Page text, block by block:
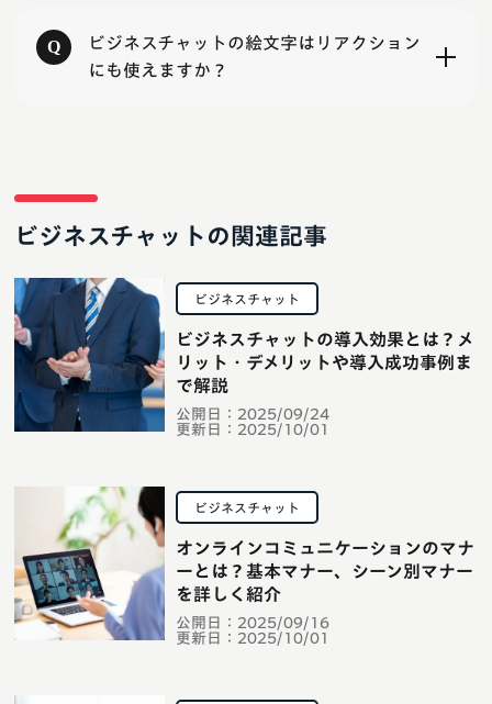
ビジネスチャットの絵文字はリアクション
にも使えますか？
ビジネスチャットの関連記事
ビジネスチャット
公開日： 2025/09/24
更新日： 2025/10/01
ビジネスチャットの導入効果とは？メ
リット・デメリットや導入成功事例ま
で解説
ビジネスチャット
公開日： 2025/09/16
更新日： 2025/10/01
オンラインコミュニケーションのマナ
ーとは？基本マナー、シーン別マナー
を詳しく紹介